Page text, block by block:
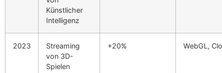
Künstlicher
Intelligenz
2023
Streaming
von 3D-
Spielen
+20% WebGL,